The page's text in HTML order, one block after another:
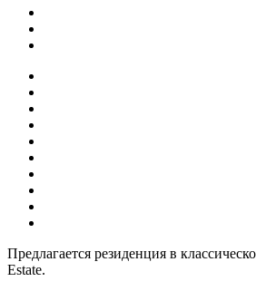
Предлагается резиденция в
Estate.